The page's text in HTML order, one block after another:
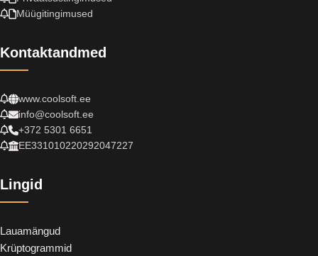
Müügitingimused
Kontaktandmed
www.coolsoft.ee
info@coolsoft.ee
+372 5301 6651
EE331010220292047227
Lingid
Lauamängud
Krüptogrammid